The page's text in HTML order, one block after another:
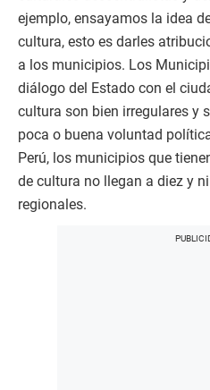
ejemplo, ensayamos la idea
cultura, esto es darles
a los municipios. Los
diálogo del Estado con el
cultura son bien irregulares y
poca o buena voluntad
Perú, los municipios que
de cultura no llegan a diez y
regionales.